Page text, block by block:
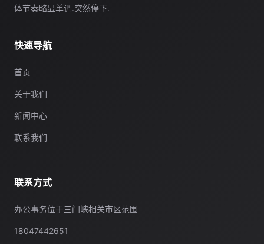
体节奏略显单调.突然停下.
快速导航
首页
关于我们
新闻中心
联系我们
联系方式
办公事务位于三门峡相关市区范围
18047442651